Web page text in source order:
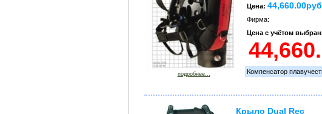
подробнее...
Цена:
Фирма:
Цена с учётом
Компенсатор
Крыло Dual Rec